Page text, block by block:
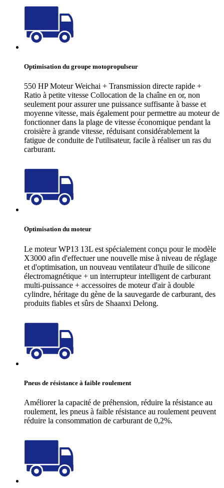
Optimisation du groupe motopropulseur
550 HP Moteur Weichai + Transmission directe rapide +
Ratio à petite vitesse Collocation de la chaîne en or, non
seulement pour assurer une puissance suffisante à basse et
moyenne vitesse, mais également pour permettre au moteur de
fonctionner dans la plage de vitesse économique pendant la
croisière à grande vitesse, réduisant considérablement la
fatigue de conduite de l'utilisateur, facile à réaliser un ras du
carburant.
Optimisation du moteur
Le moteur WP13 13L est spécialement conçu pour le modèle
X3000 afin d'effectuer une nouvelle mise à niveau de réglage
et d'optimisation, un nouveau ventilateur d'huile de silicone
électromagnétique + un interrupteur intelligent de carburant
multi-puissance + accessoires de moteur d'air à double
cylindre, héritage du gène de la sauvegarde de carburant, des
produits fiables et sûrs de Shaanxi Delong.
Pneus de résistance à faible roulement
Améliorer la capacité de préhension, réduire la résistance au
roulement, les pneus à faible résistance au roulement peuvent
réduire la consommation de carburant de 0,2%.